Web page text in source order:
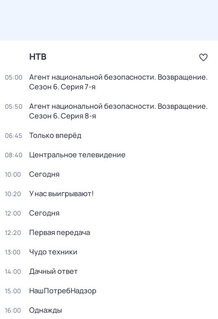
НТВ
05:00 Агент национальной безопасности. Возвращение.
Сезон 6. Серия 7-я
05:50 Агент национальной безопасности. Возвращение.
Сезон 6. Серия 8-я
06:45 Только вперёд
08:40 Центральное телевидение
10:00 Сегодня
10:20 У нас выигрывают!
12:00 Сегодня
12:20 Первая передача
13:00 Чудо техники
14:00 Дачный ответ
15:00 НашПотребНадзор
16:00 Однажды